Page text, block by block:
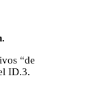
“de
ID.3.